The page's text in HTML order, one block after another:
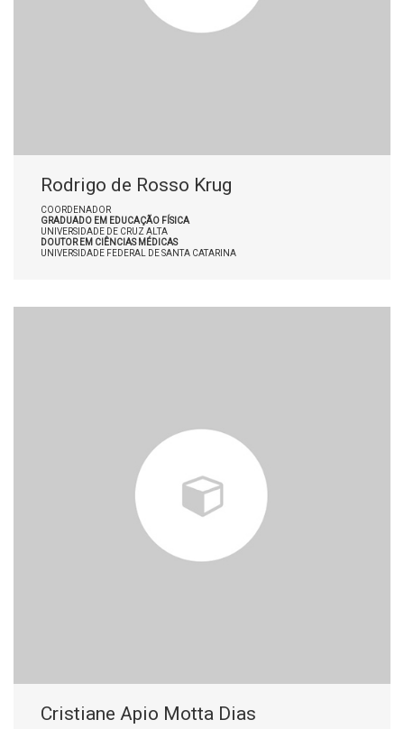
Rodrigo de Rosso Krug
COORDENADOR
GRADUADO EM EDUCAÇÃO FÍSICA
UNIVERSIDADE DE CRUZ ALTA
DOUTOR EM CIÊNCIAS MÉDICAS
UNIVERSIDADE FEDERAL DE SANTA CATARINA
Cristiane Apio Motta Dias